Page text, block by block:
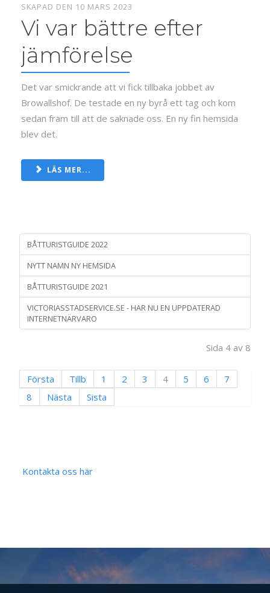
SKAPAD DEN 10 MARS 2023
Vi var bättre efter
jämförelse
Det var smickrande att vi fick tillbaka jobbet av
Browallshof. De testade en ny byrå ett tag och kom
sedan fram till att de saknade oss. En ny fin hemsida
blev det.
LÄS MER...
BÅTTURISTGUIDE 2022
NYTT NAMN NY HEMSIDA
BÅTTURISTGUIDE 2021
VICTORIASSTADSERVICE.SE - HAR NU EN UPPDATERAD
INTERNETNÄRVARO
Sida 4 av 8
Första Tillb 1 2 3 4 5 6
7
8
Nästa Sista
Kontakta oss här